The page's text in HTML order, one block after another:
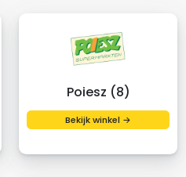
Poiesz (8)
Bekijk winkel →